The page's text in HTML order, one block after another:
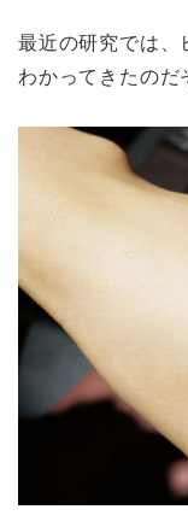
最近の研究では、
わかってきたのだ